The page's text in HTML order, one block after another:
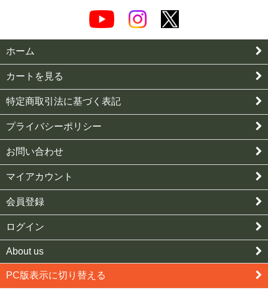
ホーム
カートを見る
特定商取引法に基づく表記
プライバシーポリシー
お問い合わせ
マイアカウント
会員登録
ログイン
About us
PC版表示に切り替える